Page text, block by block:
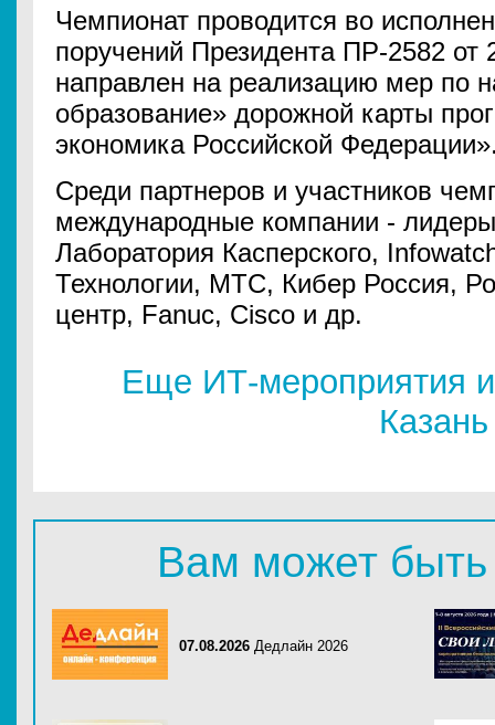
Чемпионат проводится во
поручений Президента ПР-2582 от
направлен на реализацию мер по
образование» дорожной карты
экономика Российской
Среди партнеров и участников
международные компании -
Лаборатория Касперского,
Технологии, МТС, Кибер Россия,
центр, Fanuc, Cisco и др.
Еще ИТ-мероприятия
Казань
Вам может быть
07.08.2026 Дедлайн 2026